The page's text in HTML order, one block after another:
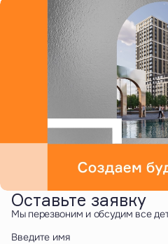
Оставьте заявку
Мы перезвоним и обсудим все
Введите имя